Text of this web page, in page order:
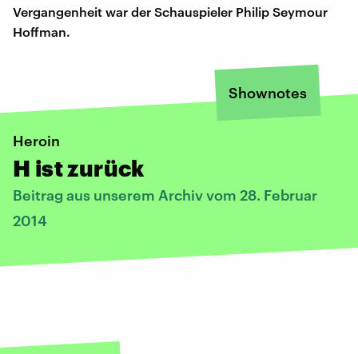
Vergangenheit war der Schauspieler Philip Seymour
Hoffman.
Shownotes
Heroin
H ist zurück
Beitrag aus unserem Archiv vom 28. Februar
2014